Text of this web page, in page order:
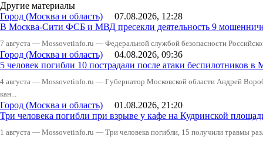
Другие материалы
Город (Москва и область) 07.08.2026, 12:28
В Москва-Сити ФСБ и МВД пресекли деятельность 9
7 августа — Mossovetinfo.ru — Федеральной службой безопасности
Город (Москва и область) 04.08.2026, 09:36
5 человек погибли 10 пострадали после атаки беспилотников в
4 августа — Mossovetinfo.ru — Губернатор Московской области Андрей
кан...
Город (Москва и область) 01.08.2026, 21:20
Три человека погибли при взрыве у кафе на Кудринской
1 августа — Mossovetinfo.ru — Три человека погибли, 15 получили травмы